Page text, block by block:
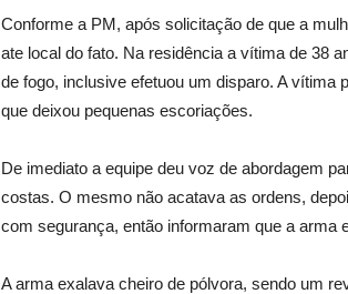
Conforme a PM, após solicitação de que a
ate local do fato. Na residência a vítima de 38
de fogo, inclusive efetuou um disparo. A vítima
que deixou pequenas escoriações.
De imediato a equipe deu voz de abordagem
costas. O mesmo não acatava as ordens,
com segurança, então informaram que a arma
A arma exalava cheiro de pólvora, sendo um